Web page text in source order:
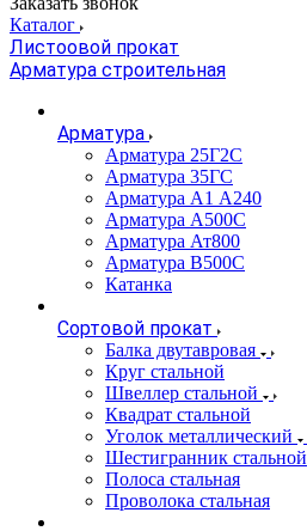
Каталог
Листоовой прокат
Арматура строительная
Арматура
Арматура 25Г2С
Арматура 35ГС
Арматура А1 А240
Арматура А500С
Арматура Ат800
Арматура В500С
Катанка
Сортовой прокат
Балка двутавровая
Круг стальной
Швеллер стальной
Квадрат стальной
Уголок металлический
Шестигранник стальной
Полоса стальная
Проволока стальная